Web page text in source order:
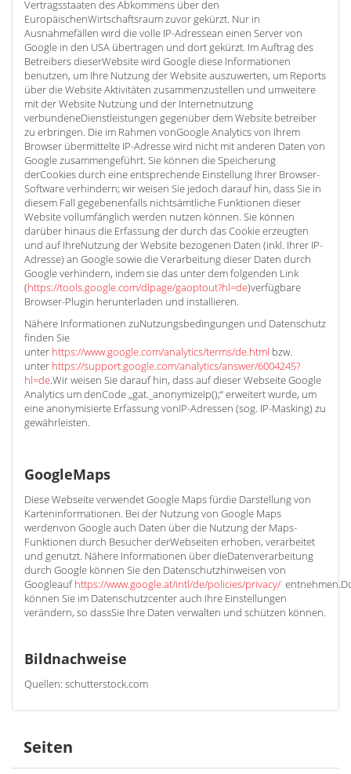
Vertragsstaaten des Abkommens über den
EuropäischenWirtschaftsraum zuvor gekürzt. Nur in
Ausnahmefällen wird die volle IP-Adressean einen Server von
Google in den USA übertragen und dort gekürzt. Im Auftrag des
Betreibers dieserWebsite wird Google diese Informationen
benutzen, um Ihre Nutzung der Website auszuwerten, um Reports
über die Website Aktivitäten zusammenzustellen und umweitere
mit der Website Nutzung und der Internetnutzung
verbundeneDienstleistungen gegenüber dem Website betreiber
zu erbringen. Die im Rahmen vonGoogle Analytics von Ihrem
Browser übermittelte IP-Adresse wird nicht mit anderen Daten von
Google zusammengeführt. Sie können die Speicherung
derCookies durch eine entsprechende Einstellung Ihrer Browser-
Software verhindern; wir weisen Sie jedoch darauf hin, dass Sie in
diesem Fall gegebenenfalls nichtsämtliche Funktionen dieser
Website vollumfänglich werden nutzen können. Sie können
darüber hinaus die Erfassung der durch das Cookie erzeugten
und auf IhreNutzung der Website bezogenen Daten (inkl. Ihrer IP-
Adresse) an Google sowie die Verarbeitung dieser Daten durch
Google verhindern, indem sie das unter dem folgenden Link
(https://tools.google.com/dlpage/gaoptout?hl=de)verfügbare
Browser-Plugin herunterladen und installieren.
Nähere Informationen zuNutzungsbedingungen und Datenschutz
finden Sie
unter https://www.google.com/analytics/terms/de.html bzw.
unter https://support.google.com/analytics/answer/6004245?
hl=de.Wir weisen Sie darauf hin, dass auf dieser Webseite Google
Analytics um denCode „gat._anonymizeIp();“ erweitert wurde, um
eine anonymisierte Erfassung vonIP-Adressen (sog. IP-Masking) zu
gewährleisten.
GoogleMaps
Diese Webseite verwendet Google Maps fürdie Darstellung von
Karteninformationen. Bei der Nutzung von Google Maps
werdenvon Google auch Daten über die Nutzung der Maps-
Funktionen durch Besucher derWebseiten erhoben, verarbeitet
und genutzt. Nähere Informationen über dieDatenverarbeitung
durch Google können Sie den Datenschutzhinweisen von
Googleaufhttps://www.google.at/intl/de/policies/privacy/
können Sie im Datenschutzcenter auch Ihre Einstellungen
verändern, so dassSie Ihre Daten verwalten und schützen können.
Bildnachweise
Quellen: schutterstock.com
Seiten